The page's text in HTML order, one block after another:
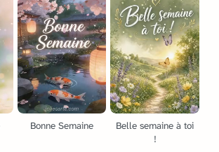
Bonne Semaine
Belle semaine à toi
!